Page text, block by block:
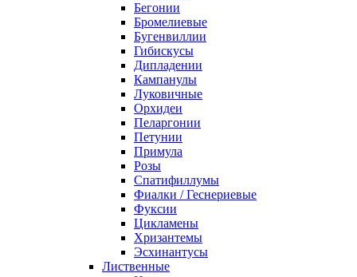
Бегонии
Бромелиевые
Бугенвиллии
Гибискусы
Дипладении
Кампанулы
Луковичные
Орхидеи
Пеларгонии
Петунии
Примула
Розы
Спатифиллумы
Фиалки / Геснериевые
Фуксии
Цикламены
Хризантемы
Эсхинантусы
Лиственные